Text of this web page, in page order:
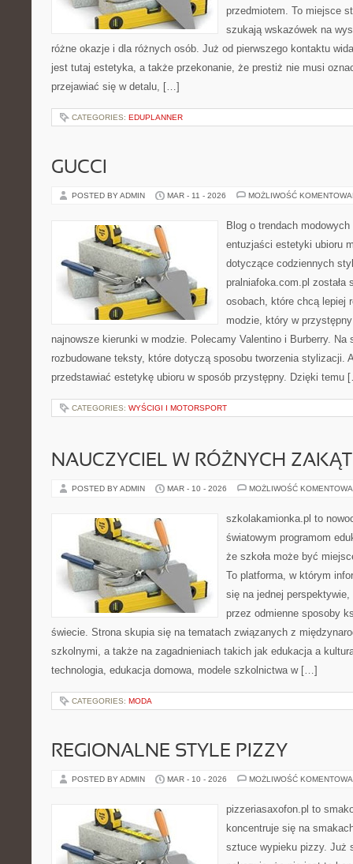
przedmiotem. To miejsce
szukają wskazówek na
różne okazje i dla różnych osób. Już od pierwszego kontaktu
jest tutaj estetyka, a także przekonanie, że prestiż nie musi
przejawiać się w detalu, […]
CATEGORIES: EDUPLANNER
GUCCI
POSTED BY ADMIN MAR - 11 - 2026 MOŻLIWOŚĆ
Blog o trendach
entuzjaści estetyki ubioru
dotyczące codziennych
pralniafoka.com.pl została
osobach, które chcą lepiej
modzie, który w
najnowsze kierunki w modzie. Polecamy Valentino i Burberry. Na
rozbudowane teksty, które dotyczą sposobu tworzenia stylizacji.
przedstawiać estetykę ubioru w sposób przystępny. Dzięki temu
CATEGORIES: WYŚCIGI I MOTORSPORT
NAUCZYCIEL W RÓŻNYCH
POSTED BY ADMIN MAR - 10 - 2026 MOŻLIWOŚĆ
szkolakamionka.pl to
światowym programom
że szkoła może być
To platforma, w którym
się na jednej
przez odmienne sposoby
świecie. Strona skupia się na tematach związanych z
szkolnymi, a także na zagadnieniach takich jak edukacja a
technologia, edukacja domowa, modele szkolnictwa w […]
CATEGORIES: MODA
REGIONALNE STYLE PIZZY
POSTED BY ADMIN MAR - 10 - 2026 MOŻLIWOŚĆ
pizzeriasaxofon.pl to
koncentruje się na
sztuce wypieku pizzy. Już